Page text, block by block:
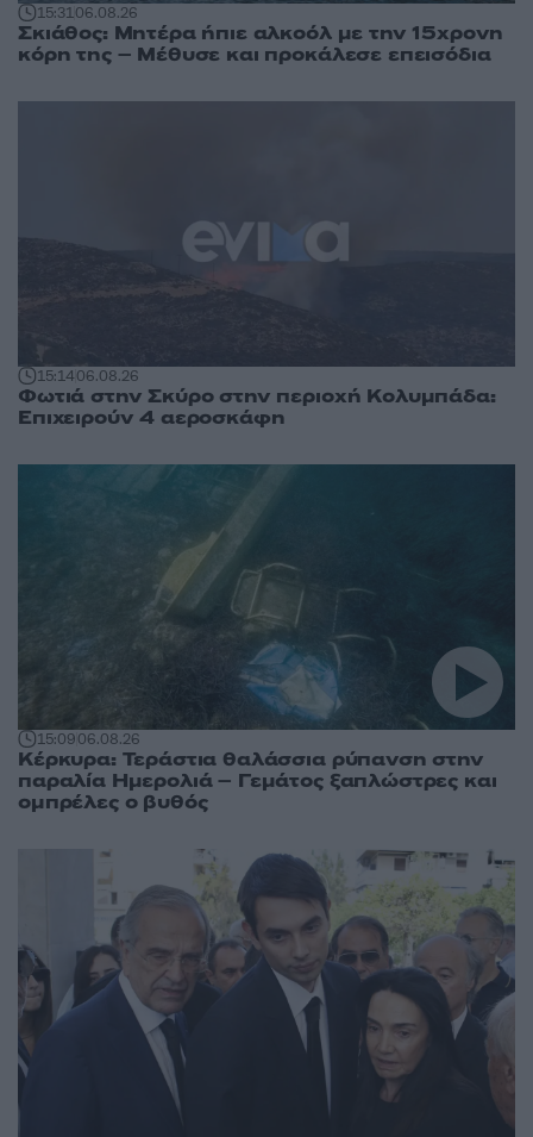
15:3106.08.26
Σκιάθος: Μητέρα ήπιε αλκοόλ με την 15χρονη
κόρη της – Μέθυσε και προκάλεσε επεισόδια
15:1406.08.26
Φωτιά στην Σκύρο στην περιοχή Κολυμπάδα:
Επιχειρούν 4 αεροσκάφη
15:0906.08.26
Κέρκυρα: Τεράστια θαλάσσια ρύπανση στην
παραλία Ημερολιά – Γεμάτος ξαπλώστρες και
ομπρέλες ο βυθός